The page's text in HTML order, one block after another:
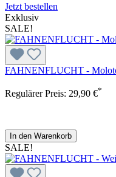
Jetzt bestellen
Exklusiv
SALE!
FAHNENFLUCHT -
Regulärer Preis: 29,90 €*
In den Warenkorb
SALE!